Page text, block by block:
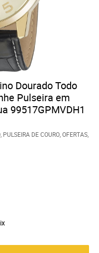
Dourado Todo
Pulseira em
99517GPMVDH1
PULSEIRA DE COURO OFERTAS